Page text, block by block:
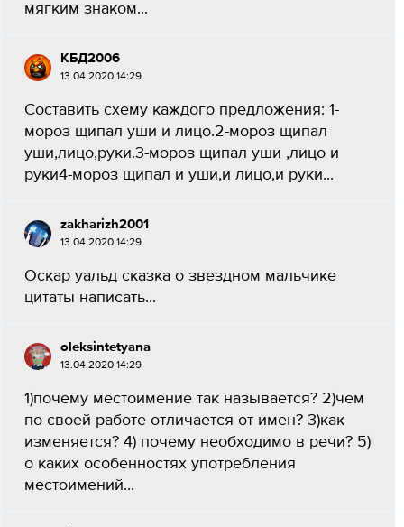
мягким знаком...
КБД2006
13.04.2020 14:29
Составить схему каждого предложения: 1-
мороз щипал уши и лицо.2-мороз щипал
уши,лицо,руки.3-мороз щипал уши ,лицо и
руки4-мороз щипал и уши,и лицо,и руки...
zakharizh2001
13.04.2020 14:29
Оскар уальд сказка о звездном мальчике
цитаты написать...
oleksintetyana
13.04.2020 14:29
1)почему местоимение так называется? 2)чем
по своей работе отличается от имен? 3)как
изменяется? 4) почему необходимо в речи? 5)
о каких особенностях употребления
местоимений...